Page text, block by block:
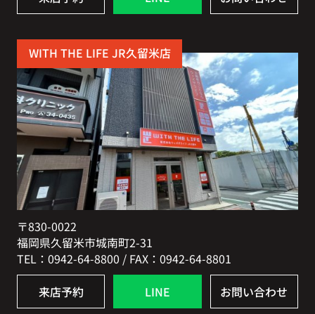
WITH THE LIFE JR久留米店
〒830-0022
福岡県久留米市城南町2-31
TEL：0942-64-8800 / FAX：0942-64-8801
来店予約 LINE お問い合わせ